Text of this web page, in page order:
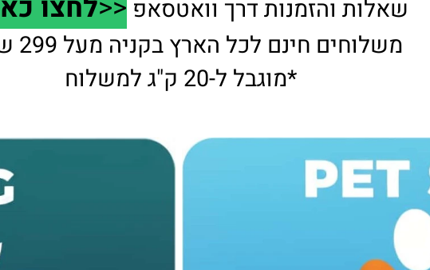
שאלות והזמנות דרך וואטסאפ <<לחצו כאן
משלוחים חינם לכל הארץ בקניה מעל 299 ש"ח